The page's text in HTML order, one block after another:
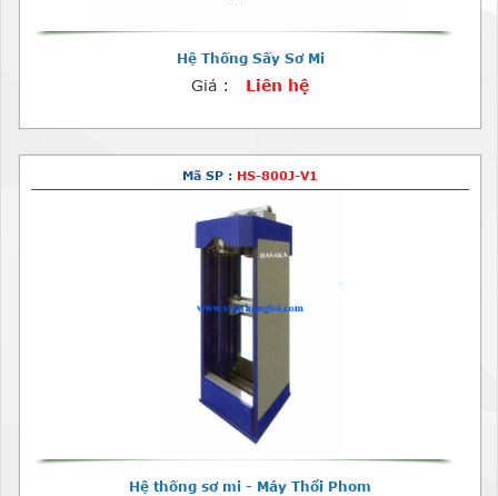
Hệ Thống Sấy Sơ Mi
Giá : Liên hệ
Mã SP : HS-800J-V1
Hệ thống sơ mi - Máy Thổi Phom